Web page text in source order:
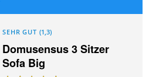
SEHR GUT (1,3)
Domusensus 3 Sitzer
Sofa Big